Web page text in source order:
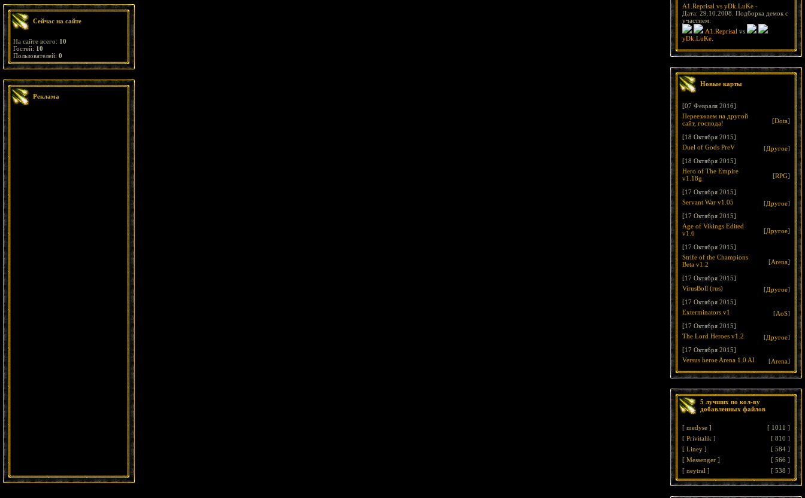
Сейчас на сайте
На сайте всего: 10
Гостей: 10
Пользователей: 0
Реклама
A1.Reprisal vs yDk.LuKe -
Дата: 29.10.2008. Подборка демок с
участием:
A1.Reprisal vs
yDk.LuKe
Новые карты
[07 Февраля 2016]
Переезжаем на другой
сайт, господа!
[Dota]
[18 Октября 2015]
Duel of Gods PreV
[Другое]
[18 Октября 2015]
Hero of The Empire
v1.18g
[RPG]
[17 Октября 2015]
Servant War v1.05
[Другое]
[17 Октября 2015]
Age of Vikings Edited
v1.6
[Другое]
[17 Октября 2015]
Strife of the Champions
Beta v1.2
[Arena]
[17 Октября 2015]
VirusBoll (rus)
[Другое]
[17 Октября 2015]
Exterminators v1
[AoS]
[17 Октября 2015]
The Lord Heroes v1.2
[Другое]
[17 Октября 2015]
Versus heroe Arena 1.0 AI
[Arena]
5 лучших по кол-ву
добавленных файлов
[ medyse ] [ 1011 ]
[ Privitalik ] [ 810 ]
[ Liney ] [ 584 ]
[ Messenger ] [ 566 ]
[ neytral ] [ 538 ]